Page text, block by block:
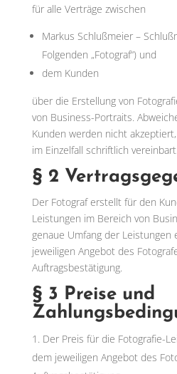
für alle Verträge zwischen
Markus Schlußmeier –
Folgenden „Fotograf“) und
dem Kunden
über die Erstellung von
von Business-Portraits.
Kunden werden nicht
im Einzelfall schriftlich vereinbart.
§ 2
Der Fotograf erstellt für den
Leistungen im Bereich von
genaue Umfang der Leistungen
jeweiligen Angebot des
Auftragsbestätigung.
§ 3 Preise und
Der Preis für die Fotografie-
dem jeweiligen Angebot des